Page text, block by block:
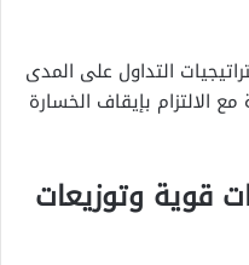
التداول على المدى
الالتزام بإيقاف الخسارة
قوية وتوزيعات